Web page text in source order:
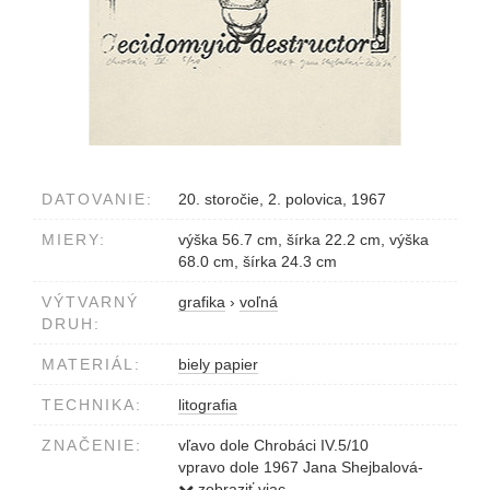
DATOVANIE: 20. storočie, 2. polovica, 1967
MIERY:
výška 56.7 cm, šírka 22.2 cm, výška
68.0 cm, šírka 24.3 cm
VÝTVARNÝ
DRUH:
grafika › voľná
MATERIÁL: biely papier
TECHNIKA: litografia
ZNAČENIE:
vľavo dole Chrobáci IV.5/10
vpravo dole 1967 Jana Shejbalová-